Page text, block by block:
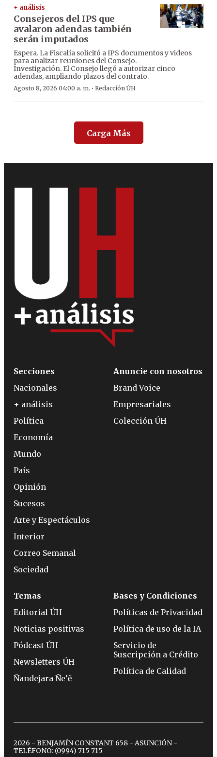
+ análisis
Consejeros del IPS que
avalaron adendas también
serán imputados
Espera. La Fiscalía solicitó a IPS documentos y videos
para analizar reuniones del Consejo.
Investigación. El Consejo llegó a autorizar cinco
adendas, ampliando plazos del contrato.
Agosto 8, 2026 04:00 a. m. · Redacción ÚH
Carga Más
Secciones
Nacionales
+ análisis
Política
Economía
Mundo
País
Opinión
Sucesos
Arte y Espectáculos
Interior
Correo Semanal
Sociedad
Anuncie con nosotros
Brand Voice
Empresariales
Colección ÚH
Temas
Editorial ÚH
Noticias positivas
Pódcast ÚH
Newsletters ÚH
Ñandejara Ñe’ẽ
Bases y Condiciones
Políticas de Privacidad
Política de uso de la IA
Servicio de
Suscripción a Crédito
Política de Calidad
2026 - BENJAMÍN CONSTANT 658 - ASUNCIÓN -
TELÉFONO: (0994) 715 715